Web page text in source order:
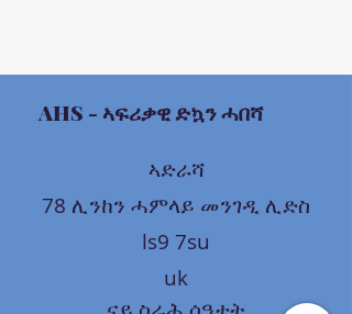
AHS - ኣፍሪቃዊ ድኳን ሓበሻ
ኣድራሻ
78 ሊንከን ሓምላይ መንገዲ ሊድስ
ls9 7su
uk